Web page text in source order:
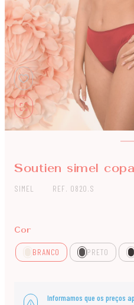
Soutien simel
SIMEL REF. 0820.S
Cor
BRANCO PRETO
Informamos que os preços